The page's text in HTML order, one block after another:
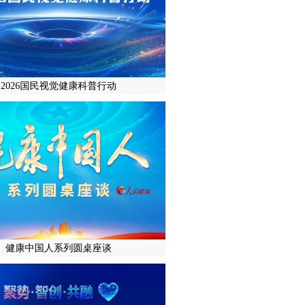
2026国民视觉健康科普行动
健康中国人系列圆桌座谈